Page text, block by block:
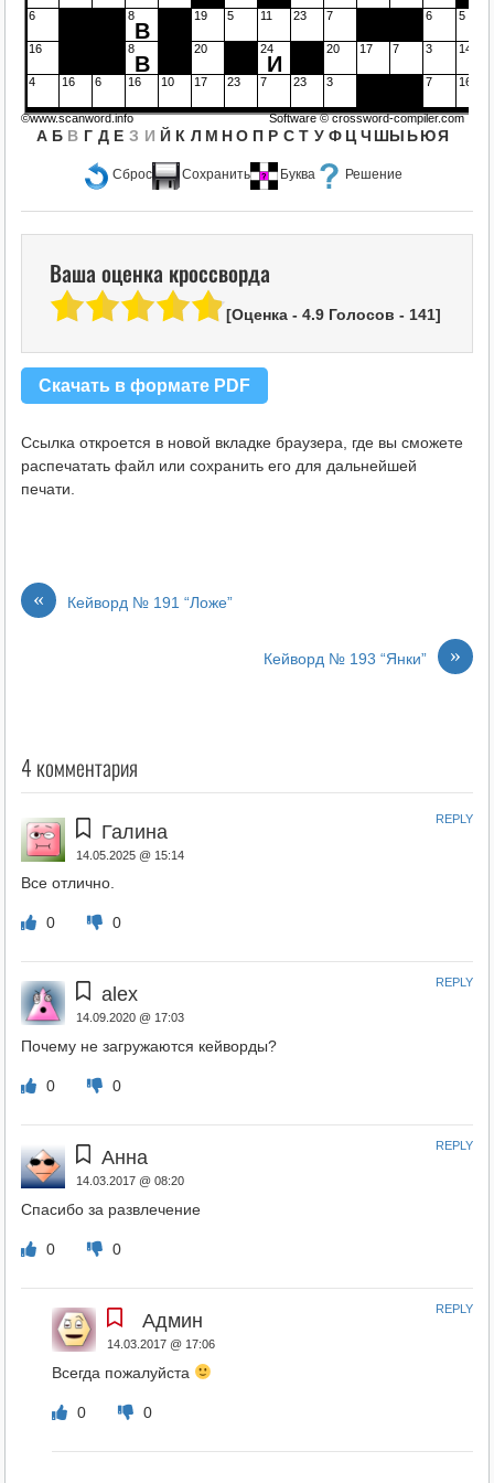
Сброс Сохранить Буква Решение
6 8
В
19 5 11 23 7 6 5
16 8
В
20 24
И
20 17 7 3 14
4 16 6 16 10 17 23 7 23 3 7 16
А Б В Г Д Е З И Й К Л М Н О П Р С Т У Ф Ц Ч ШЫ ЬЮЯ
©www.scanword.info Software ©crossword-compiler.com
Ваша оценка кроссворда
[Оценка - 4.9Голосов - 141]
Скачать в формате PDF
Ссылка откроется в новой вкладке браузера, где вы сможете
распечатать файл или сохранить его для дальнейшей
печати.
« Кейворд № 191 “Ложе”
»
Кейворд № 193 “Янки”
4 комментария
Галина
14.05.2025 @ 15:14
Все отлично.
0 0
REPLY
alex
14.09.2020 @ 17:03
Почему не загружаются кейворды?
0 0
REPLY
Анна
14.03.2017 @ 08:20
Спасибо за развлечение
0 0
REPLY
Админ
14.03.2017 @ 17:06
Всегда пожалуйста
0 0
REPLY